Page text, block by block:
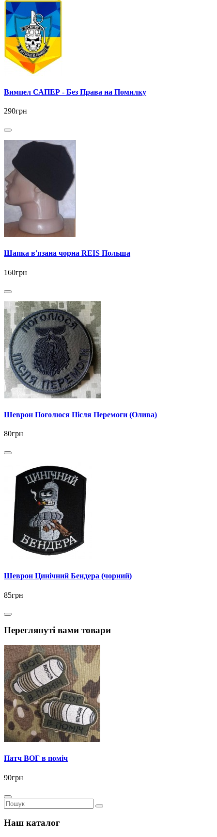
Вимпел САПЕР - Без Права на Помилку
290грн
Шапка в'язана чорна REIS Польша
160грн
Шеврон Поголюся Після Перемоги (Олива)
80грн
Шеврон Цинічний Бендера (чорний)
85грн
Переглянуті вами товари
Патч ВОГ в поміч
90грн
Наш каталог